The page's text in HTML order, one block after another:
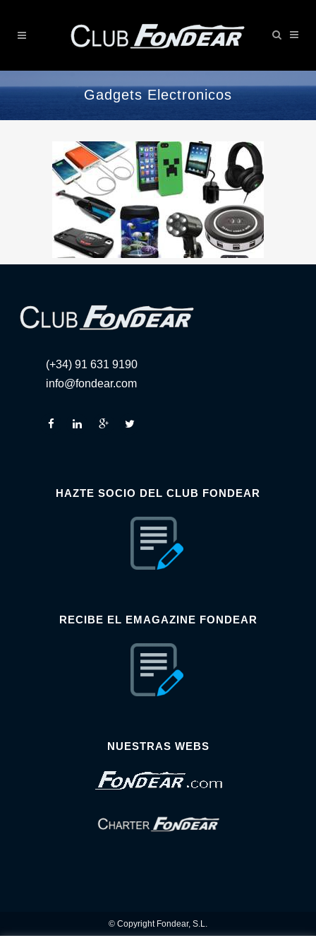
Gadgets Electronicos
(+34) 91 631 9190
info@fondear.com
HAZTE SOCIO DEL CLUB FONDEAR
RECIBE EL EMAGAZINE FONDEAR
NUESTRAS WEBS
© Copyright Fondear, S.L.